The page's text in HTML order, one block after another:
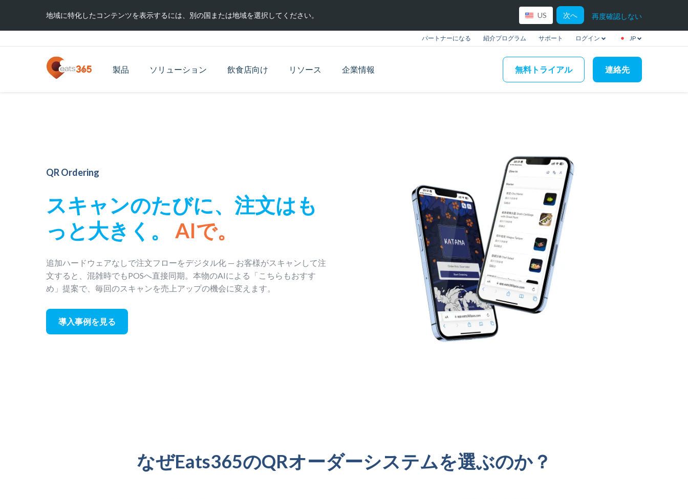
地域に特化したコンテンツを表示するには、別の国または地域を選択してください。 US 次へ 再度確認しない
パートナーになる 紹介プログラム サポート ログイン JP
製品 ソリューション 飲食店向け リソース 企業情報 無料トライアル 連絡先
QR Ordering
スキャンのたびに、注文はも
っと大きく。
AIで。
追加ハードウェアなしで注文フローをデジタル化 — お客様がスキャンして注
文すると、混雑時でもPOSへ直接同期。本物のAIによる「こちらもおすす
め」提案で、毎回のスキャンを売上アップの機会に変えます。
導入事例を見る
なぜEats365のQRオーダーシステムを選ぶのか？